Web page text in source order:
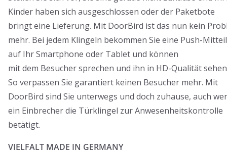
Kinder haben sich ausgeschlossen oder der Paketbote
bringt eine Lieferung. Mit DoorBird ist das nun kein
mehr. Bei jedem Klingeln bekommen Sie eine Push-
auf Ihr Smartphone oder Tablet und können
mit dem Besucher sprechen und ihn in HD-Qualität
So verpassen Sie garantiert keinen Besucher mehr. Mit
DoorBird sind Sie unterwegs und doch zuhause, auch
ein Einbrecher die Türklingel zur Anwesenheitskontrolle
betätigt.
VIELFALT MADE IN GERMANY